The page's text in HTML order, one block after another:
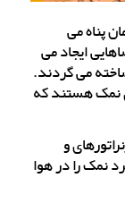
پناه می
ایجاد می
می گردند.
نمک هستند که
و
نمک را در هوا